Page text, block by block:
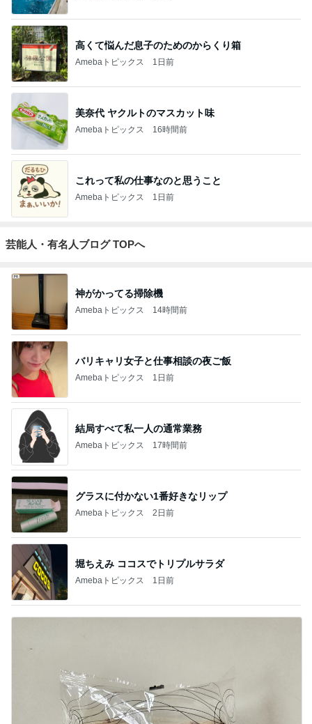
高くて悩んだ息子のためのからくり箱
Amebaトピックス 1日前
美奈代 ヤクルトのマスカット味
Amebaトピックス 16時間前
これって私の仕事なのと思うこと
Amebaトピックス 1日前
芸能人・有名人ブログ TOPへ
神がかってる掃除機
Amebaトピックス 14時間前
バリキャリ女子と仕事相談の夜ご飯
Amebaトピックス 1日前
結局すべて私一人の通常業務
Amebaトピックス 17時間前
グラスに付かない1番好きなリップ
Amebaトピックス 2日前
堀ちえみ ココスでトリプルサラダ
Amebaトピックス 1日前